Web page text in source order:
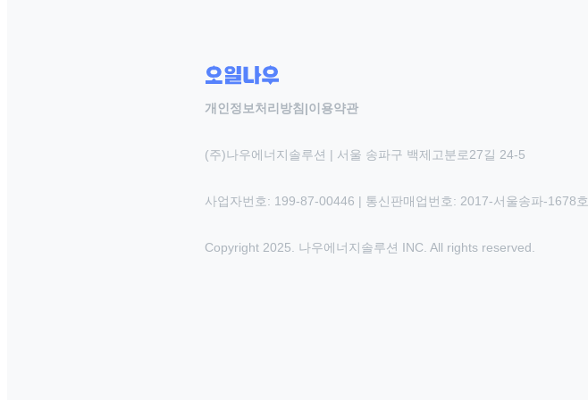
개인정보처리방침 |이용약관
(주)나우에너지솔루션 | 서울 송파구 백제고분로27길 24-5
사업자번호: 199-87-00446 | 통신판매업번호: 2017-서울송파-1678호
Copyright 2025. 나우에너지솔루션 INC. All rights reserved.